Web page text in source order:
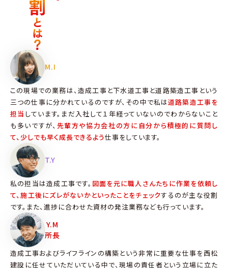
M.I
この現場での業務は、造成工事と下水道工事と道路築造工事という
三つの仕事に分かれているのですが、その中で私は道路築造工事を
担当 しています。まだ入社して１年経っていないのでわからないこと
も多いですが、 先輩方や協力会社の方に自分から積極的に質問し
て、少しでも早く成長できるよう仕事をしています。
T.Y
私の担当は造成工事です。 図面を元に職人さんたちに作業を依頼し
て、施工後にズレがないかといったことをチェックするのが主な役割
です。また、進捗に合わせた資材の発注業務なども行っています。
Y.M
所長
造成工事およびライフラインの構築という非常に重要な仕事を西松
建設に任せていただいている中で、現場の責任者という立場に立た